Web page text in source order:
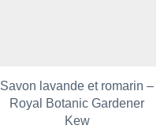
Savon lavande et romarin –
Royal Botanic Gardener
Kew
Ajouter aux favoris